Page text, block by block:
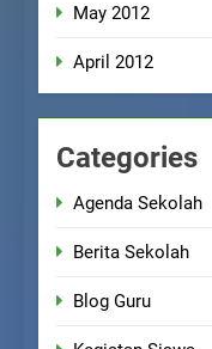
May 2012
April 2012
Categories
Agenda Sekolah
Berita Sekolah
Blog Guru